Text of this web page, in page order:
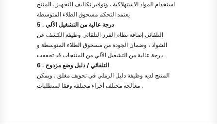
استخدام المواد الاستهلاكية ، وتوفير تكاليف التجهيز . المنتج
يعتمد التحكم مسحوق الطلاء المتوسطة
5 . درجة عالية من التشغيل الآلي
التلقائي إضافة نظام الفرز التلقائي وظيفة الكشف عن
الشواذ ، وضمان الجودة من مسحوق الطلاء المتوسطة و
درجة عالية من التشغيل الآلي من المنتجات قد تحققت .
6 . التلقائي / دليل وضع مزدوج
المنتج لديه وظيفة دليل الرملي في تجويف مغلق ، ويمكن
معالجة مختلف أجزاء مختلفة وفقا لمتطلبات .